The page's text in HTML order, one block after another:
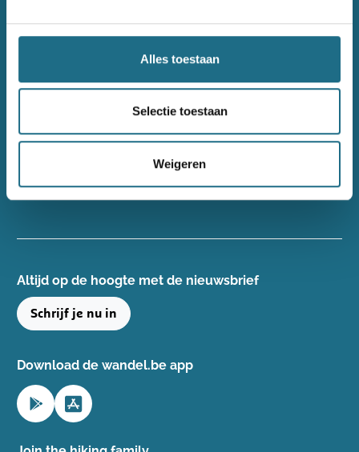
Alles toestaan
Selectie toestaan
Weigeren
Gezondheid
+32(0)50 40 51 40
info@wandelsport.be
BE 0643 481 073
Altijd op de hoogte ​met de nieuwsbrief
Schrijf je nu in
Download de wandel.be app